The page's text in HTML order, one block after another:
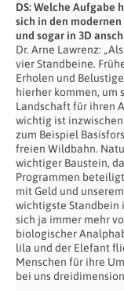
DS: Welche Aufgabe
sich in den
und sogar in 3D
Dr. Arne Lawrenz:
vier Standbeine.
Erholen und
hierher kommen, um
Landschaft für ihren
wichtig ist
zum Beispiel
freien Wildbahn.
wichtiger Baustein,
Programmen
mit Geld und
wichtigste Standbein
sich ja immer mehr
biologischer
lila und der Elefant
Menschen für ihre
bei uns